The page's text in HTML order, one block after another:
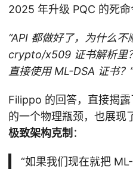
2025 年升级 PQC 的死命
“API 都做好了，为什么不
crypto/x509 证书解析里
直接使用 ML-DSA 证书？
Filippo 的回答，直接揭
的一个物理瓶颈，也展现
极致架构克制 ：
“如果我们现在就把